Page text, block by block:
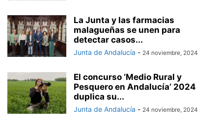
La Junta y las farmacias
malagueñas se unen para
detectar casos...
Junta de Andalucía - 24 noviembre, 2024
El concurso ‘Medio Rural y
Pesquero en Andalucía’ 2024
duplica su...
Junta de Andalucía - 24 noviembre, 2024